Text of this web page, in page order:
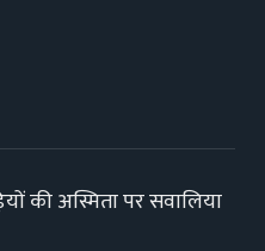
की अस्मिता पर सवालिया